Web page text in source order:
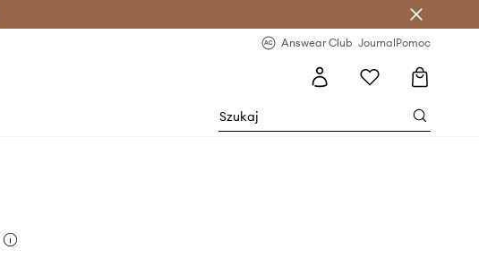
Answear Club JournalPomoc